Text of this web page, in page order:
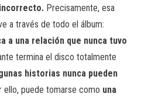
Precisamente, esa
a través de todo el álbum:
a una relación que nunca tuvo
termina el disco totalmente
historias nunca pueden
ello, puede tomarse como una